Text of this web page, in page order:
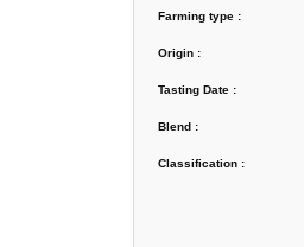
Farming type :
Origin :
Tasting Date :
Blend :
Classification :